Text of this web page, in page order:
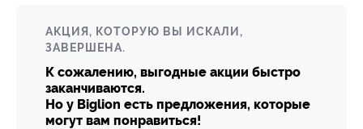
АКЦИЯ, КОТОРУЮ ВЫ ИСКАЛИ,
ЗАВЕРШЕНА.
К сожалению, выгодные акции быстро
заканчиваются.
Но у Biglion есть предложения, которые
могут вам понравиться!